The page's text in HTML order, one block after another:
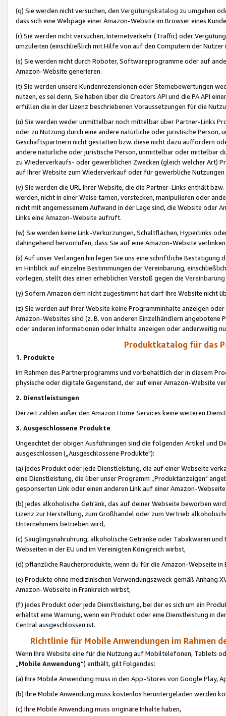
(q) Sie werden nicht versuchen, den Vergütungskatalog zu umgehen
dass sich eine Webpage einer Amazon-Website im Browser eines
(r) Sie werden nicht versuchen, Internetverkehr (Traffic) oder
umzuleiten (einschließlich mit Hilfe von auf den Computern der
(s) Sie werden nicht durch Roboter, Softwareprogramme oder auf
Amazon-Website generieren.
(t) Sie werden unsere Kundenrezensionen oder Sternebewertungen
nutzen, es sei denn, Sie haben über die Creators API und die PA API
erfüllen die in der Lizenz beschriebenen Voraussetzungen für die
(u) Sie werden weder unmittelbar noch mittelbar über Partner-Links
oder zu Nutzung durch eine andere natürliche oder juristische
Geschäftspartnern nicht gestatten bzw. diese nicht dazu auffordern
andere natürliche oder juristische Person, unmittelbar oder mittelbar
zu Wiederverkaufs- oder gewerblichen Zwecken (gleich welcher Art)
auf Ihrer Website zum Wiederverkauf oder für gewerbliche
(v) Sie werden die URL Ihrer Website, die die Partner-Links enthält
werden, nicht in einer Weise tarnen, verstecken, manipulieren oder
nicht mit angemessenem Aufwand in der Lage sind, die Website oder
Links eine Amazon-Website aufruft.
(w) Sie werden keine Link-Verkürzungen, Schaltflächen, Hyperlinks
dahingehend hervorrufen, dass Sie auf eine Amazon-Website
(x) Auf unser Verlangen hin legen Sie uns eine schriftliche
im Hinblick auf einzelne Bestimmungen der Vereinbarung,
vorlegen, stellt dies einen erheblichen Verstoß gegen die Vereinbarung
(y) Sofern Amazon dem nicht zugestimmt hat darf Ihre Website nicht
(z) Sie werden auf Ihrer Website keine Programminhalte anzeigen
Amazon-Websites sind (z. B. von anderen Einzelhändlern
oder anderen Informationen oder Inhalte anzeigen oder anderweitig
Produktkatalog für das
1. Produkte
Im Rahmen des Partnerprogramms und vorbehaltlich der in diesem
physische oder digitale Gegenstand, der auf einer Amazon-Website
2. Dienstleistungen
Derzeit zählen außer den Amazon Home Services keine weiteren
3. Ausgeschlossene Produkte
Ungeachtet der obigen Ausführungen sind die folgenden Artikel und
ausgeschlossen („Ausgeschlossene Produkte"):
(a) jedes Produkt oder jede Dienstleistung, die auf einer Webseite
eine Dienstleistung, die über unser Programm „Produktanzeigen"
gesponserten Link oder einen anderen Link auf einer Amazon-
(b) jedes alkoholische Getränk, das auf deiner Webseite beworben
Lizenz zur Herstellung, zum Großhandel oder zum Vertrieb
Unternehmens betrieben wird,
(c) Säuglingsnahruhrung, alkoholische Getränke oder Tabakwaren
Webseiten in der EU und im Vereinigten Königreich wirbst,
(d) pflanzliche Raucherprodukte, wenn du für die Amazon-Webseite in
(e) Produkte ohne medizinischen Verwendungszweck gemäß Anhang
Amazon-Webseite in Frankreich wirbst,
(f) jedes Produkt oder jede Dienstleistung, bei der es sich um ein
erhältst eine Warnung, wenn ein Produkt oder eine Dienstleistung in
Central ausgeschlossen ist.
Richtlinie für Mobile Anwendungen im Rahmen
Wenn Ihre Website eine für die Nutzung auf Mobiltelefonen, Tablets
„Mobile Anwendung“) enthält, gilt Folgendes:
(a) Ihre Mobile Anwendung muss in den App-Stores von Google Play,
(b) Ihre Mobile Anwendung muss kostenlos heruntergeladen werden
(c) Ihre Mobile Anwendung muss originäre Inhalte haben,